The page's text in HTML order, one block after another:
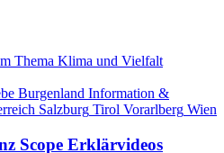
Thema Klima und Vielfalt
Burgenland Information &
Salzburg Tirol Vorarlberg Wien
Scope Erklärvideos